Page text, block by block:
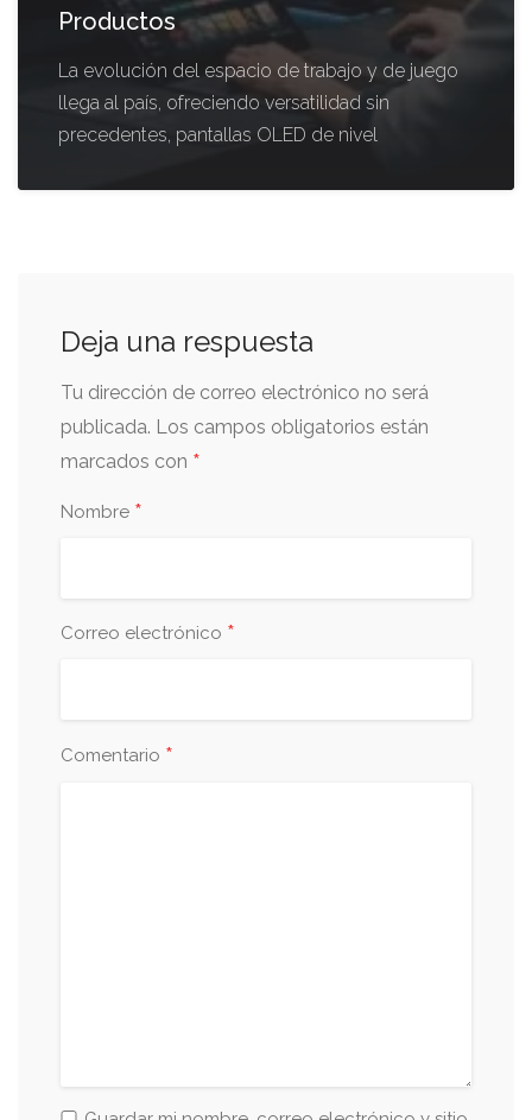
Productos
La evolución del espacio de trabajo y de juego
llega al país, ofreciendo versatilidad sin
precedentes, pantallas OLED de nivel
Deja una respuesta
Tu dirección de correo electrónico no será
publicada. Los campos obligatorios están
marcados con *
Nombre *
Correo electrónico *
Comentario *